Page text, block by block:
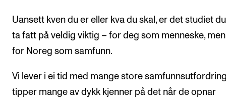
Uansett kven du er eller kva du skal, er det studiet
ta fatt på veldig viktig – for deg som menneske,
for Noreg som samfunn.
Vi lever i ei tid med mange store
tipper mange av dykk kjenner på det når de opnar